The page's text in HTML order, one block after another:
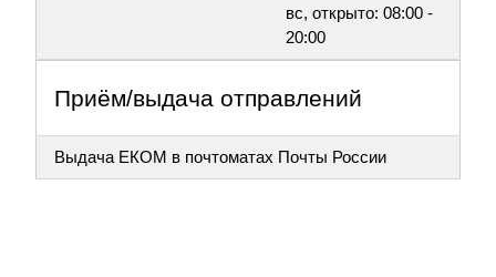
вс, открыто: 08:00 -
20:00
Приём/выдача отправлений
Выдача ЕКОМ в почтоматах Почты России